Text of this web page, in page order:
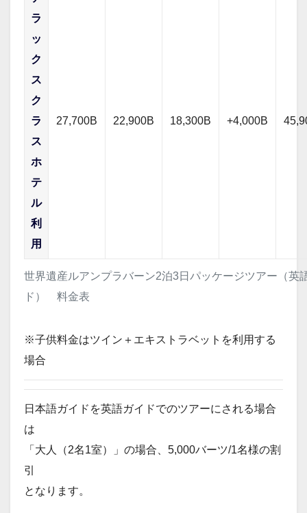
世界遺産ルアンプラバーン2泊3日パッケージツアー（英
ド） 料金表
ラ
ッ
ク
ス
ク
ラ
ス
ホ
テ
ル
利
用
27,700B 22,900B 18,300B +4,000B
※子供料金はツイン＋エキストラベットを利用する
場合
日本語ガイドを英語ガイドでのツアーにされる場合
は
「大人（2名1室）」の場合、5,000バーツ/1名様の割
引
となります。